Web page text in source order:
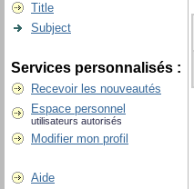
Title
Subject
Services personnalisés :
Recevoir les nouveautés
Espace personnel
utilisateurs autorisés
Modifier mon profil
Aide